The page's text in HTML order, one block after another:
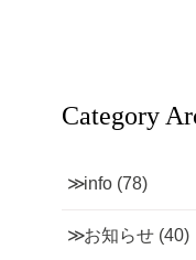
Category
info (78)
お知らせ (40)